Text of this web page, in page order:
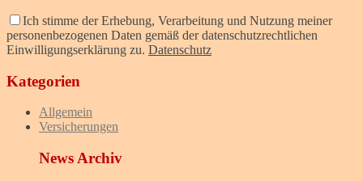
Ich stimme der Erhebung, Verarbeitung und Nutzung meiner
personenbezogenen Daten gemäß der datenschutzrechtlichen
Einwilligungserklärung zu. Datenschutz
Kategorien
Allgemein
Versicherungen
News Archiv